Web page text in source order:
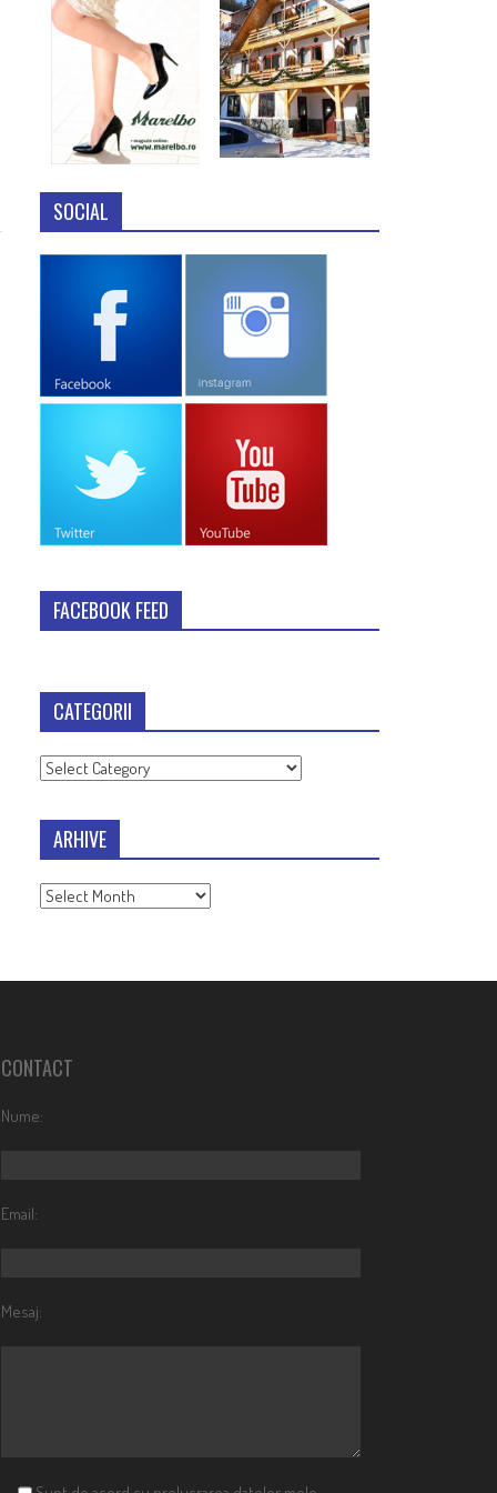
SOCIAL
FACEBOOK FEED
CATEGORII
Categorii
ARHIVE
Arhive
CONTACT
Nume:
Email:
Mesaj: